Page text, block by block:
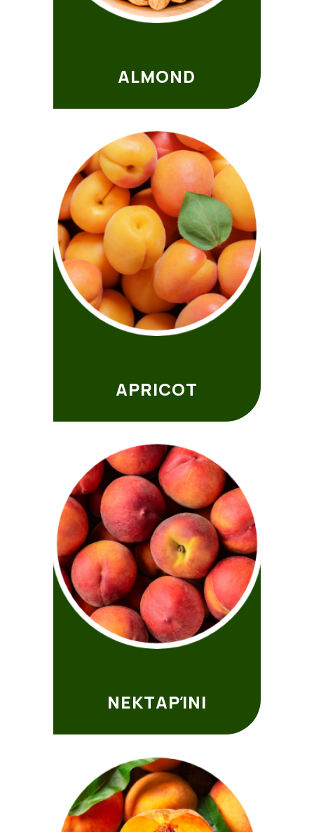
ALMOND
APRICOT
ΝΕΚΤΑΡΊΝΙ